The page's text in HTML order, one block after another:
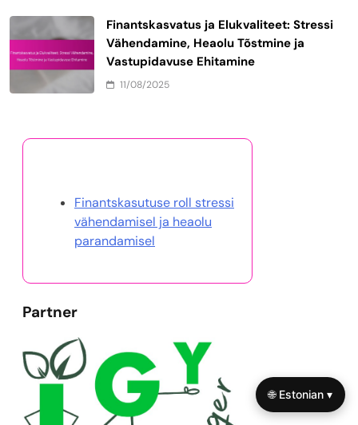
Finantskasvatus ja Elukvaliteet: Stressi
Vähendamine, Heaolu Tõstmine ja
Vastupidavuse Ehitamine
11/08/2025
Finantskasutuse roll stressi
vähendamisel ja heaolu
parandamisel
Partner
🌐 Estonian ▾